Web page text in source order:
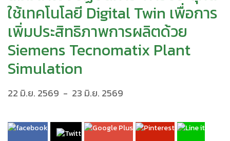
ใช้เทคโนโลยี Digital Twin เพื่อการ
เพิ่มประสิทธิภาพการผลิตด้วย
Siemens Tecnomatix Plant
Simulation
22 มิ.ย. 2569 - 23 มิ.ย. 2569